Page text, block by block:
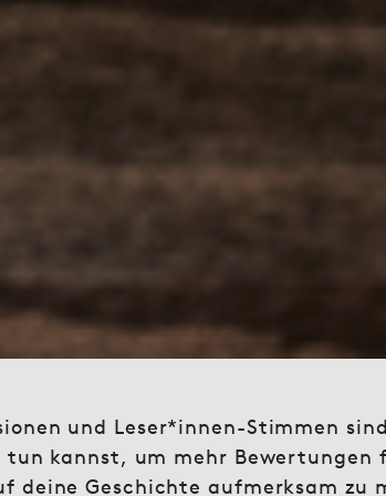
und Leser*innen-Stimmen
kannst, um mehr Bewertungen
deine Geschichte aufmerksam zu